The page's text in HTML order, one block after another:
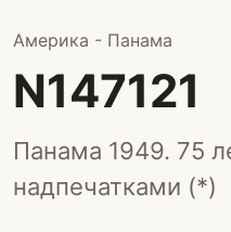
Америка - Панама
N147121
Панама 1949. 75
надпечатками (*)